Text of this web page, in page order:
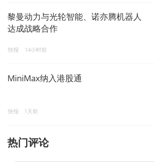
黎曼动力与光轮智能、诺亦腾机器人
达成战略合作
快报 14小时前
MiniMax纳入港股通
快报 1天前
热门评论